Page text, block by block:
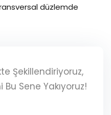
düzlemde
Şekillendiriyoruz,
Sene Yakıyoruz!